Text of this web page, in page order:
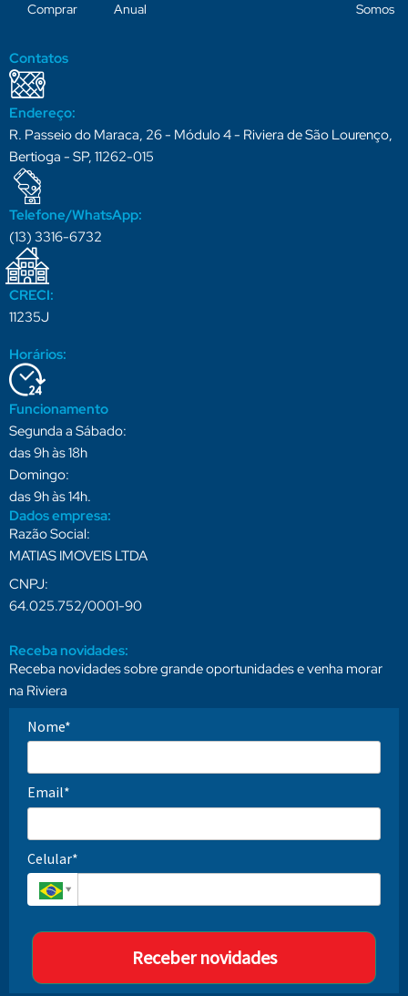
Comprar Anual Somos
Contatos
Endereço:
R. Passeio do Maraca, 26 - Módulo 4 - Riviera de São Lourenço,
Bertioga - SP, 11262-015
Telefone/WhatsApp:
(13) 3316-6732
CRECI:
11235J
Horários:
Funcionamento
Segunda a Sábado:
das 9h às 18h
Domingo:
das 9h às 14h.
Dados empresa:
Razão Social:
MATIAS IMOVEIS LTDA
CNPJ:
64.025.752/0001-90
Receba novidades:
Receba novidades sobre grande oportunidades e venha morar
na Riviera
Nome*
Email*
Celular*
Receber novidades